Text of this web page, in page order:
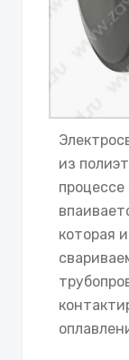
из
которая